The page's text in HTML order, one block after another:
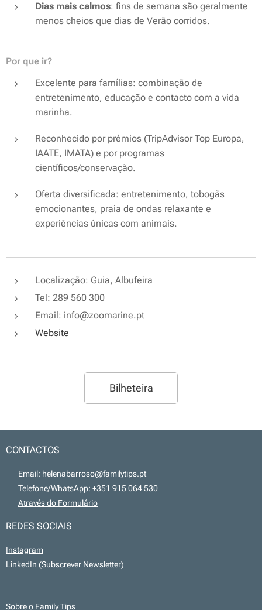
Dias mais calmos: fins de semana são geralmente
menos cheios que dias de Verão corridos.
Por que ir?
Excelente para famílias: combinação de
entretenimento, educação e contacto com a vida
marinha.
Reconhecido por prémios (TripAdvisor Top Europa,
IAATE, IMATA) e por programas
científicos/conservação.
Oferta diversificada: entretenimento, tobogãs
emocionantes, praia de ondas relaxante e
experiências únicas com animais.
Localização: Guia, Albufeira
Tel: 289 560 300
Email: info@zoomarine.pt
Website
Bilheteira
CONTACTOS
📧 Email: helenabarroso@familytips.pt
📞 Telefone/WhatsApp: +351 915 064 530
Através do Formulário
REDES SOCIAIS
Instagram
LinkedIn (Subscrever Newsletter)
Sobre o Family Tips